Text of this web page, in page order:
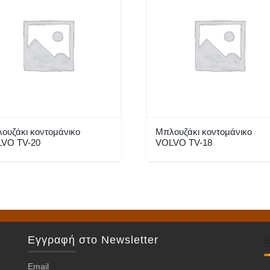
κοντομάνικο
TV-20
Μπλουζάκι κοντομάνικο
VOLVO TV-18
έχει
παραλλαγές.
Εγγραφή στο Newsletter
Email